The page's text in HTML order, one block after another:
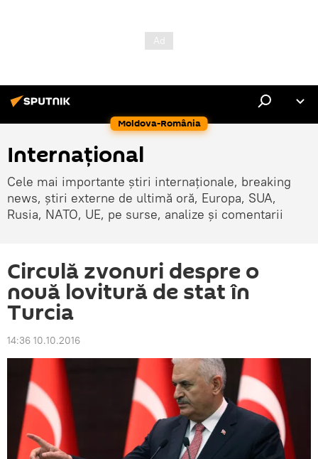
Moldova-România
Internaţional
Cele mai importante știri internaționale, breaking
news, știri externe de ultimă oră, Europa, SUA,
Rusia, NATO, UE, pe surse, analize și comentarii
Circulă zvonuri despre o
nouă lovitură de stat în
Turcia
14:36 10.10.2016